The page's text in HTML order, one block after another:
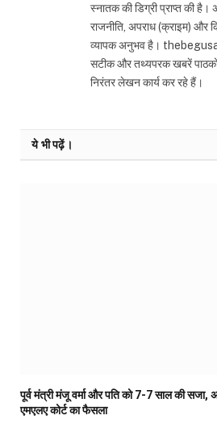
स्नातक की डिग्री प्राप्त की है।
राजनीति, अपराध (क्राइम)
व्यापक अनुभव है।
सटीक और तथ्यपरक खबरें
निरंतर लेखन कार्य कर रहे हैं।
ये भी पढ़ें।
पूर्व मंत्री मंजू वर्मा और पति को 7-7 साल की सजा,
एमएलए कोर्ट का फैसला